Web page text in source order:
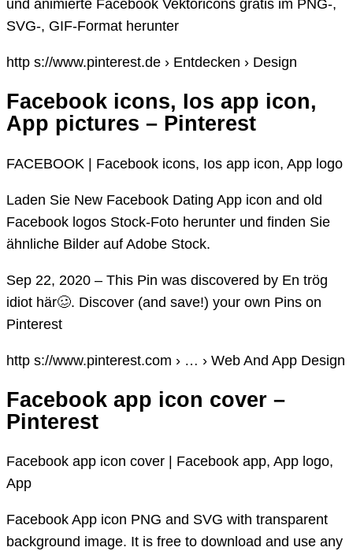
und animierte Facebook Vektoricons gratis im PNG-,
SVG-, GIF-Format herunter
http s://www.pinterest.de › Entdecken › Design
Facebook icons, Ios app icon,
App pictures – Pinterest
FACEBOOK | Facebook icons, Ios app icon, App logo
Laden Sie New Facebook Dating App icon and old
Facebook logos Stock-Foto herunter und finden Sie
ähnliche Bilder auf Adobe Stock.
Sep 22, 2020 – This Pin was discovered by En trög
idiot här🥴. Discover (and save!) your own Pins on
Pinterest
http s://www.pinterest.com › … › Web And App Design
Facebook app icon cover –
Pinterest
Facebook app icon cover | Facebook app, App logo,
App
Facebook App icon PNG and SVG with transparent
background image. It is free to download and use any